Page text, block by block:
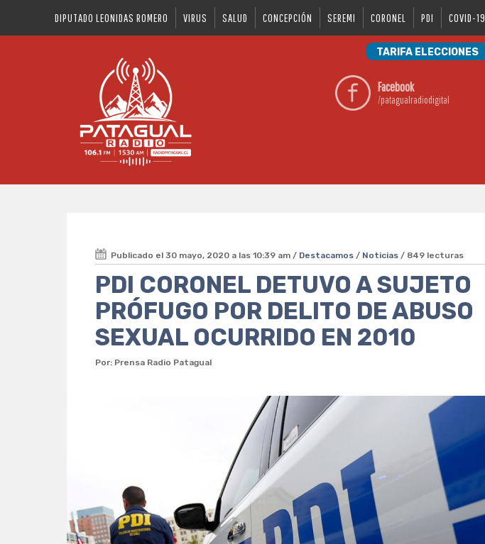
DIPUTADO LEONIDAS ROMERO VIRUS SALUD CONCEPCIÓN SEREMI CORONEL PDI COVID-19
TARIFA ELECCIONES
Facebook
/patagualradiodigital
Publicado el 30 mayo, 2020 a las 10:39 am / Destacamos / Noticias / 849 lecturas
PDI CORONEL DETUVO A SUJETO
PRÓFUGO POR DELITO DE ABUSO
SEXUAL OCURRIDO EN 2010
Por: Prensa Radio Patagual